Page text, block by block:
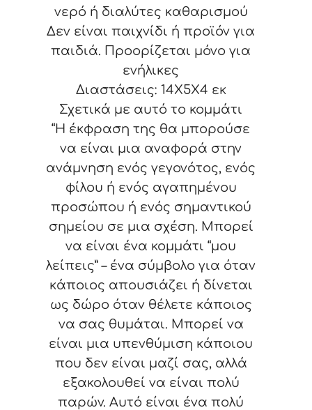
νερό ή διαλύτες καθαρισμού
Δεν είναι παιχνίδι ή προϊόν για
παιδιά. Προορίζεται μόνο για
ενήλικες
Διαστάσεις: 14X5X4 εκ
Σχετικά με αυτό το κομμάτι
“Η έκφραση της θα μπορούσε
να είναι μια αναφορά στην
ανάμνηση ενός γεγονότος, ενός
φίλου ή ενός αγαπημένου
προσώπου ή ενός σημαντικού
σημείου σε μια σχέση. Μπορεί
να είναι ένα κομμάτι “μου
λείπεις” – ένα σύμβολο για όταν
κάποιος απουσιάζει ή δίνεται
ως δώρο όταν θέλετε κάποιος
να σας θυμάται. Μπορεί να
είναι μια υπενθύμιση κάποιου
που δεν είναι μαζί σας, αλλά
εξακολουθεί να είναι πολύ
παρών. Αυτό είναι ένα πολύ